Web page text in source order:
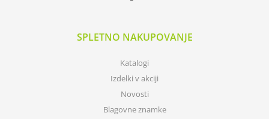
SPLETNO NAKUPOVANJE
Katalogi
Izdelki v akciji
Novosti
Blagovne znamke